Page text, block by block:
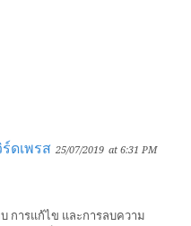
ดเพรส 25/07/2019 at 6:31 PM
การแก้ไข และการลบความ